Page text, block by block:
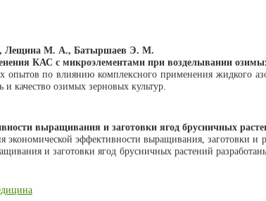
Лещина М. А., Батыршаев Э. М.
КАС с микроэлементами при возделывании
опытов по влиянию комплексного применения
качество озимых зерновых культур.
выращивания и заготовки ягод брусничных
экономической эффективности выращивания, заготовки
и заготовки ягод брусничных растений